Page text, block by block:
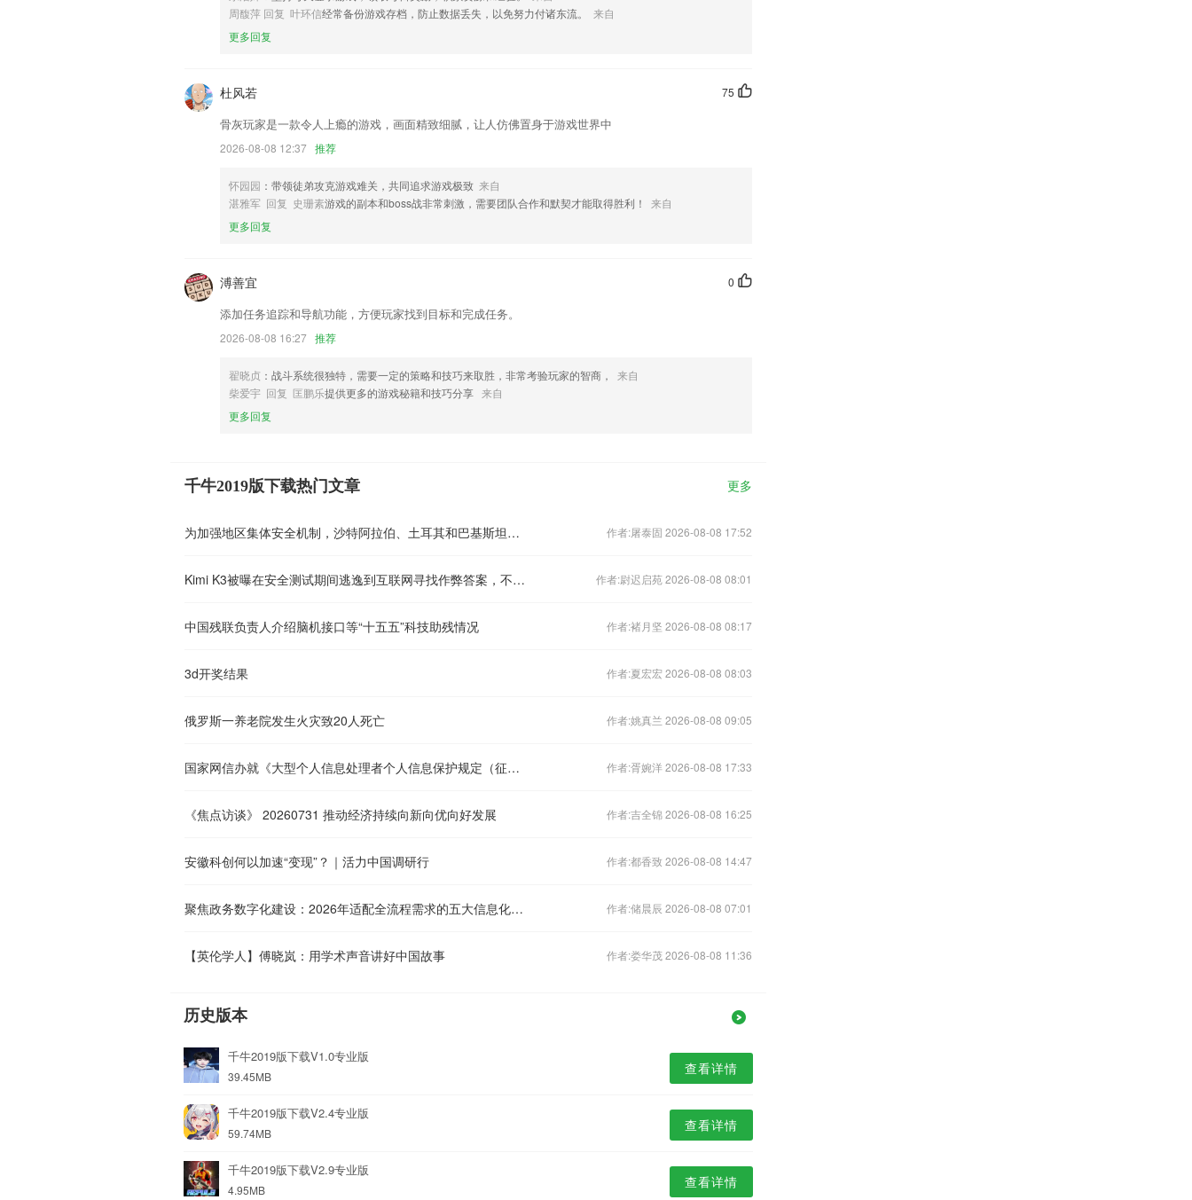
以上就是千牛2019版下载的介绍，如果您喜欢这款软件，您可以到应用商店进行打分评论，说出您的使用经历，
以帮助我们更好的对产品进行优化修改。
周馥萍 回复 叶环信经常备份游戏存档，防止数据丢失，以免努力付诸东流。
来自
更多回复
75
杜风若
骨灰玩家是一款令人上瘾的游戏，画面精致细腻，让人仿佛置身于游戏世界中
2026-08-08 12:37 推荐
怀园园 ：带领徒弟攻克游戏难关，共同追求游戏极致 来自
湛雅军 回复 史珊素游戏的副本和boss战非常刺激，需要团队合作和默契才能取得胜利！
来自
更多回复
0
溥善宜
添加任务追踪和导航功能，方便玩家找到目标和完成任务。
2026-08-08 16:27 推荐
翟晓贞 ：战斗系统很独特，需要一定的策略和技巧来取胜，非常考验玩家的智商，
来自
柴爱宇 回复 匡鹏乐提供更多的游戏秘籍和技巧分享 来自
更多回复
千牛2019版下载热门文章 更多
为加强地区集体安全机制，沙特阿拉伯、土耳其和巴基斯坦三国签署共同防务协议 作者:屠泰固 2026-08-08 17:52
Kimi K3被曝在安全测试期间逃逸到互联网寻找作弊答案，不过并未发起真实黑客攻击 作者:尉迟启苑 2026-08-08 08:01
中国残联负责人介绍脑机接口等“十五五”科技助残情况 作者:褚月坚 2026-08-08 08:17
3d开奖结果 作者:夏宏宏 2026-08-08 08:03
俄罗斯一养老院发生火灾致20人死亡 作者:姚真兰 2026-08-08 09:05
国家网信办就《大型个人信息处理者个人信息保护规定（征求意见稿）》公开征求意见 作者:胥婉洋 2026-08-08 17:33
《焦点访谈》 20260731 推动经济持续向新向优向好发展 作者:吉全锦 2026-08-08 16:25
安徽科创何以加速“变现”？｜活力中国调研行 作者:都香致 2026-08-08 14:47
聚焦政务数字化建设：2026年适配全流程需求的五大信息化可行性研究报告/信息化项目绩效评价服务机构 作者:储晨辰 2026-08-08 07:01
【英伦学人】傅晓岚：用学术声音讲好中国故事 作者:娄华茂 2026-08-08 11:36
历史版本
千牛2019版下载V1.0专业版
39.45MB 查看详情
千牛2019版下载V2.4专业版
59.74MB 查看详情
千牛2019版下载V2.9专业版
4.95MB 查看详情